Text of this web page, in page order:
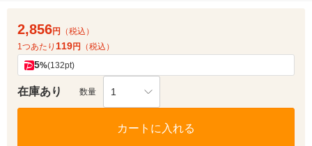
2,856円
（税込）
1つあたり 119円 （税込）
5%(132pt)
在庫あり 数量 1
カートに入れる